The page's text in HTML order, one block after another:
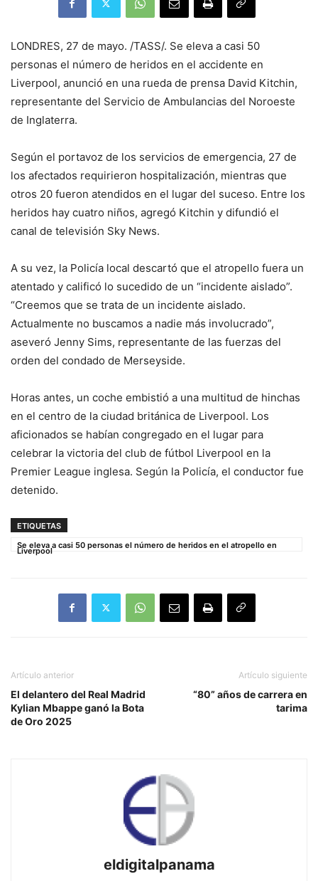
LONDRES, 27 de mayo. /TASS/. Se eleva a casi 50
personas el número de heridos en el accidente en
Liverpool, anunció en una rueda de prensa David Kitchin,
representante del Servicio de Ambulancias del Noroeste
de Inglaterra.
Según el portavoz de los servicios de emergencia, 27 de
los afectados requirieron hospitalización, mientras que
otros 20 fueron atendidos en el lugar del suceso. Entre los
heridos hay cuatro niños, agregó Kitchin y difundió el
canal de televisión Sky News.
A su vez, la Policía local descartó que el atropello fuera un
atentado y calificó lo sucedido de un “incidente aislado”.
“Creemos que se trata de un incidente aislado.
Actualmente no buscamos a nadie más involucrado”,
aseveró Jenny Sims, representante de las fuerzas del
orden del condado de Merseyside.
Horas antes, un coche embistió a una multitud de hinchas
en el centro de la ciudad británica de Liverpool. Los
aficionados se habían congregado en el lugar para
celebrar la victoria del club de fútbol Liverpool en la
Premier League inglesa. Según la Policía, el conductor fue
detenido.
ETIQUETAS
Se eleva a casi 50 personas el número de heridos en el atropello en
Liverpool
Artículo anterior
El delantero del Real Madrid
Kylian Mbappe ganó la Bota
de Oro 2025
Artículo siguiente
“80” años de carrera en
tarima
eldigitalpanama